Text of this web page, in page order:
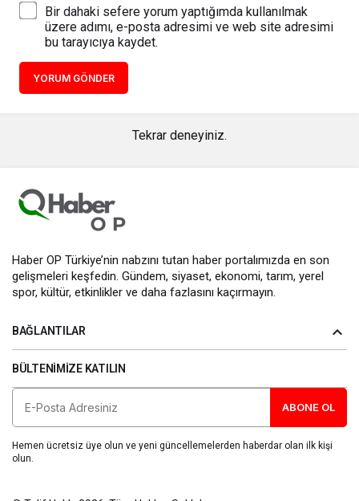
Bir dahaki sefere yorum yaptığımda kullanılmak
üzere adımı, e-posta adresimi ve web site adresimi
bu tarayıcıya kaydet.
YORUM GÖNDER
Tekrar deneyiniz.
Haber OP Türkiye’nin nabzını tutan haber portalımızda en son
gelişmeleri keşfedin. Gündem, siyaset, ekonomi, tarım, yerel
spor, kültür, etkinlikler ve daha fazlasını kaçırmayın.
BAĞLANTILAR
BÜLTENIMIZE KATILIN
ABONE OL
Hemen ücretsiz üye olun ve yeni güncellemelerden haberdar olan ilk kişi
olun.